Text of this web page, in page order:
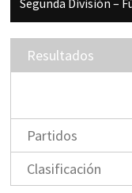
Segunda División –
Resultados
Partidos
Clasificación